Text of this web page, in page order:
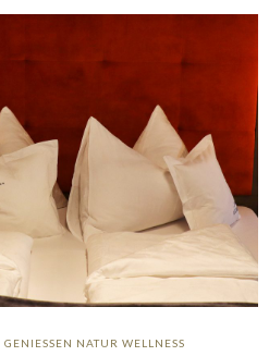
GENIESSEN NATUR WELLNESS